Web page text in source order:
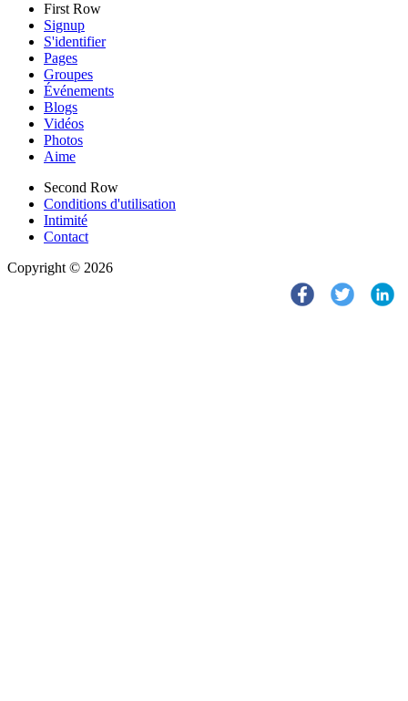
First Row
Signup
S'identifier
Pages
Groupes
Événements
Blogs
Vidéos
Photos
Aime
Second Row
Conditions d'utilisation
Intimité
Contact
Copyright © 2026